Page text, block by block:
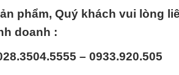
phẩm, Quý khách vui lòng
doanh :
– 0933.920.505